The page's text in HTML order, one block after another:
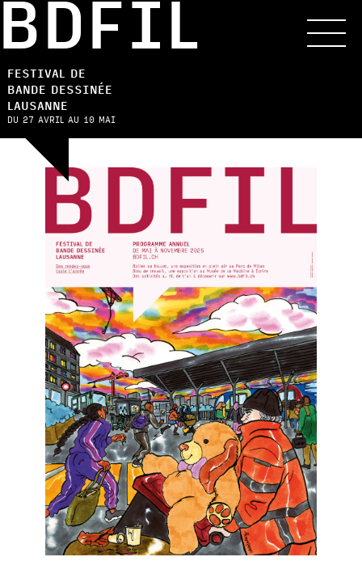
FESTIVAL DE
BANDE DESSINÉE
LAUSANNE
DU 27 AVRIL AU 10 MAI